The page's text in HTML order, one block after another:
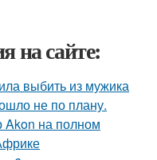
на сайте:
выбить из мужика
не по плану.
Akon на полном